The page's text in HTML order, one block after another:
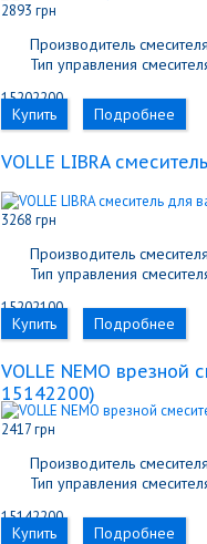
2893 грн
Производитель
Тип управления
15202200
Купить Подробнее
VOLLE LIBRA
3268 грн
Производитель
Тип управления
15202100
Купить Подробнее
VOLLE NEMO
15142200)
2417 грн
Производитель
Тип управления
15142200
Купить Подробнее